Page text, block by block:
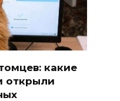
какие
открыли